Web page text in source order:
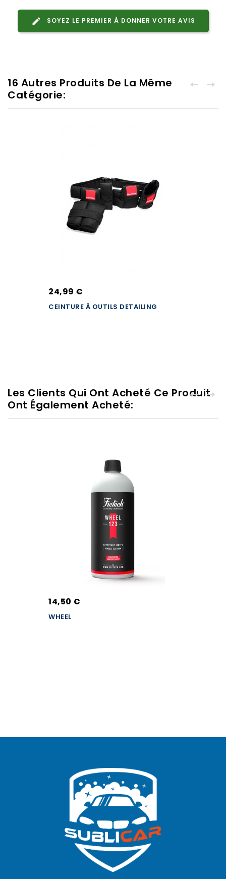
SOYEZ LE PREMIER À DONNER VOTRE AVIS
16 Autres Produits De La Même
Catégorie:
24,99 €
CEINTURE À OUTILS DETAILING
Les Clients Qui Ont Acheté Ce Produit
Ont Également Acheté:
14,50 €
WHEEL